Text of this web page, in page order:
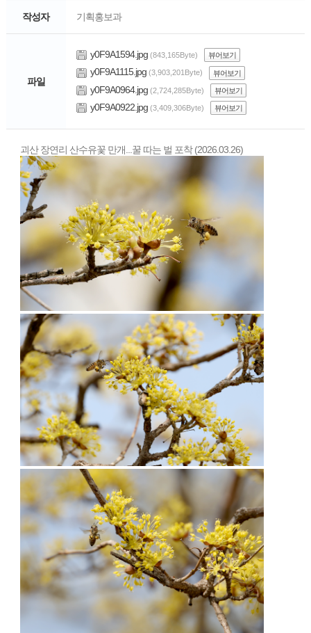
작성자 기획홍보과
파일
y0F9A1594.jpg (843,165Byte) 뷰어보기
y0F9A1115.jpg (3,903,201Byte) 뷰어보기
y0F9A0964.jpg (2,724,285Byte) 뷰어보기
y0F9A0922.jpg (3,409,306Byte) 뷰어보기
괴산 장연리 산수유꽃 만개...꿀 따는 벌 포착 (2026.03.26)